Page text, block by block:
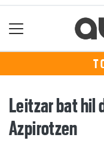
Leitzar bat hil
Azpirotzen